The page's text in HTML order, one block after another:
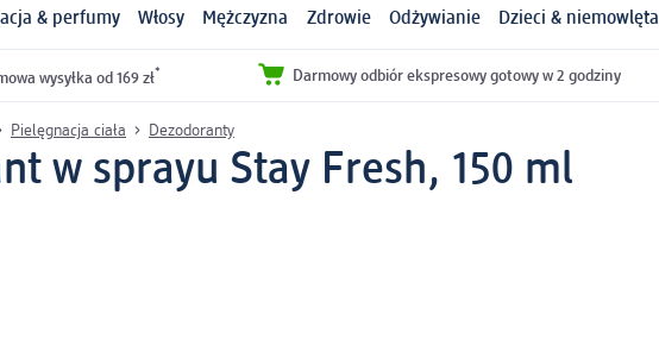
& perfumy Włosy Mężczyzna Zdrowie Odżywianie Dzieci & niemowlęta
wysyłka od 169 zł* Darmowy odbiór ekspresowy gotowy w 2 godziny
Pielęgnacja ciała Dezodoranty
w sprayu Stay Fresh, 150 ml